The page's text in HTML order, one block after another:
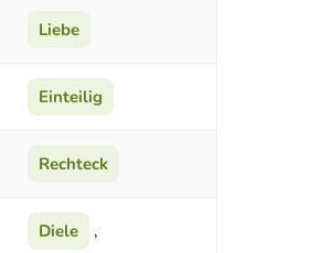
Liebe
Einteilig
Rechteck
Diele
,